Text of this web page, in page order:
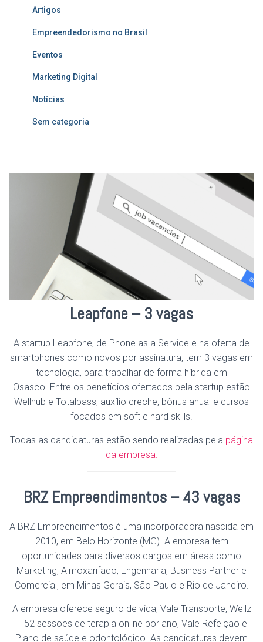
Artigos
Empreendedorismo no Brasil
Eventos
Marketing Digital
Notícias
Sem categoria
Leapfone – 3 vagas
A startup Leapfone, de Phone as a Service e na oferta de
smartphones como novos por assinatura, tem 3 vagas em
tecnologia, para trabalhar de forma híbrida em
Osasco. Entre os benefícios ofertados pela startup estão
Wellhub e Totalpass, auxílio creche, bônus anual e cursos
focados em soft e hard skills.
Todas as candidaturas estão sendo realizadas pela página
da empresa.
BRZ Empreendimentos – 43 vagas
A BRZ Empreendimentos é uma incorporadora nascida em
2010, em Belo Horizonte (MG). A empresa tem
oportunidades para diversos cargos em áreas como
Marketing, Almoxarifado, Engenharia, Business Partner e
Comercial, em Minas Gerais, São Paulo e Rio de Janeiro.
A empresa oferece seguro de vida, Vale Transporte, Wellz
– 52 sessões de terapia online por ano, Vale Refeição e
Plano de saúde e odontológico. As candidaturas devem